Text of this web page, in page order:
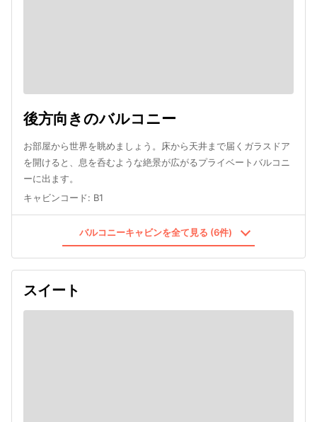
後方向きのバルコニー
お部屋から世界を眺めましょう。床から天井まで届くガラスドア
を開けると、息を呑むような絶景が広がるプライベートバルコニ
ーに出ます。
キャビンコード: B1
バルコニーキャビンを全て見る (6件)
スイート